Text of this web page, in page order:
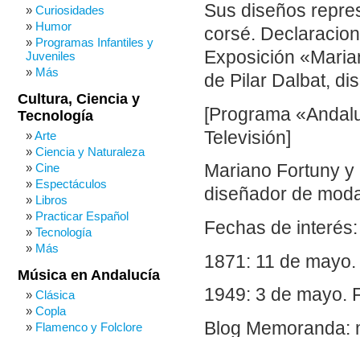
Sus diseños
corsé.
Exposición
de Pilar Dalbat,
[Programa
Televisión]
Mariano Fortuny
diseñador de
Fechas de interés:
1871: 11 de
1949: 3 de mayo.
Blog Memoranda:
Curiosidades
Humor
Programas Infantiles y
Juveniles
Más
Cultura, Ciencia y
Tecnología
Arte
Ciencia y Naturaleza
Cine
Espectáculos
Libros
Practicar Español
Tecnología
Más
Música en Andalucía
Clásica
Copla
Flamenco y Folclore